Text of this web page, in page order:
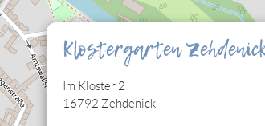
der Kategorie "Personalisierung"
sehen können.
Klostergarten
Im Kloster 2
16792 Zehdenick